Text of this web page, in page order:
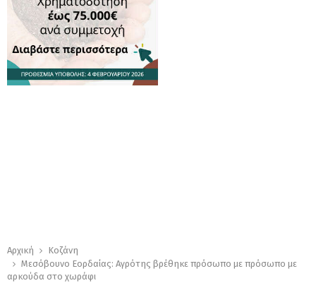
Αρχική
Κοζάνη
Μεσόβουνο Εορδαίας: Αγρότης βρέθηκε πρόσωπο με πρόσωπο με
αρκούδα στο χωράφι